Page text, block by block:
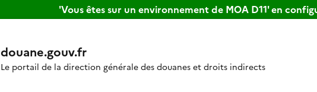
'Vous êtes sur un environnement de MOA D11' en
douane.gouv.fr
Le portail de la direction générale des douanes et droits indirects